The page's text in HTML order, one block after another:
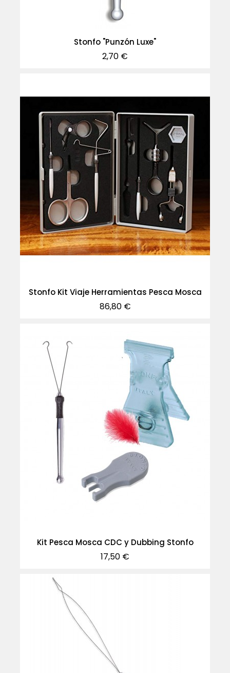
Stonfo "Punzón Luxe"
Precio
2,70 €
Stonfo Kit Viaje Herramientas Pesca Mosca
Precio
86,80 €
Kit Pesca Mosca CDC y Dubbing Stonfo
Precio
17,50 €